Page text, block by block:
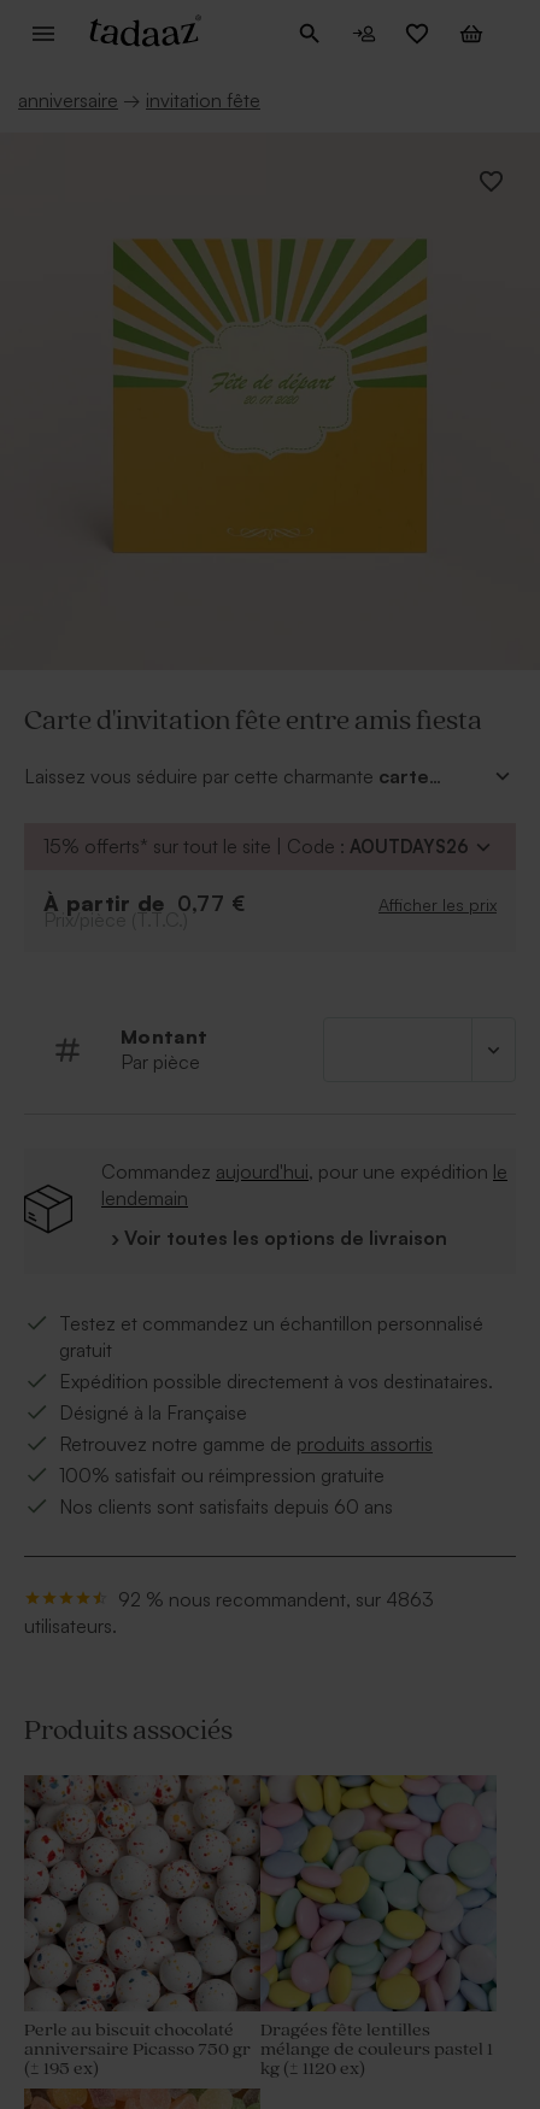
anniversaire → invitation fête
Carte d'invitation fête entre amis fiesta
Laissez vous séduire par cette charmante carte
citation pour informer vos proches de la fête que vous
15% offerts* sur tout le site | Code : AOUTDAYS26
À partir de 0,77 € Afficher les prix
Prix/pièce (T.T.C.)
Montant
Par pièce
Commandez aujourd'hui, pour une expédition le
lendemain
› Voir toutes les options de livraison
Testez et commandez un échantillon personnalisé
gratuit
Expédition possible directement à vos destinataires.
Désigné à la Française
Retrouvez notre gamme de produits assortis
100% satisfait ou réimpression gratuite
Nos clients sont satisfaits depuis 60 ans
92 % nous recommandent, sur 4863
utilisateurs.
Produits associés
Perle au biscuit chocolaté
anniversaire Picasso 750 gr
(± 195 ex)
Dragées fête lentilles
mélange de couleurs pastel 1
kg (± 1120 ex)